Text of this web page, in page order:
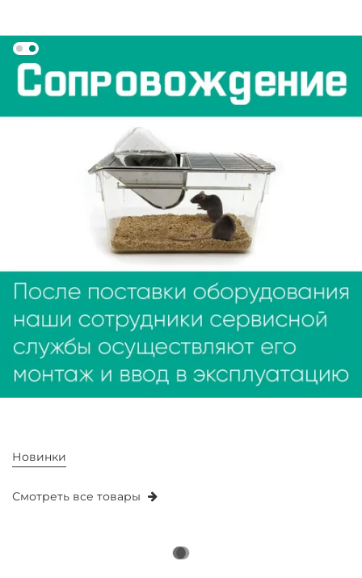
Новинки
Смотреть все товары